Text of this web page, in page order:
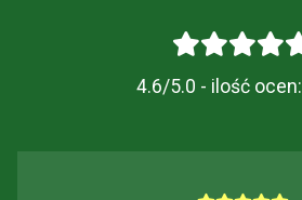
4.6/5.0 - ilość ocen: